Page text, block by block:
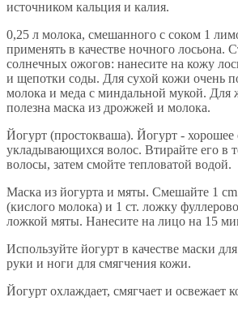
источником кальция и калия.
0,25 л молока, смешанного с соком 1
применять в качестве ночного лосьона.
солнечных ожогов: нанесите на кожу
и щепотки соды. Для сухой кожи очень
молока и меда с миндальной мукой. Для
полезна маска из дрожжей и молока.
Йогурт (простокваша). Йогурт - хорошее
укладывающихся волос. Втирайте его в
волосы, затем смойте тепловатой водой.
Маска из йогурта и мяты. Смешайте 1
(кислого молока) и 1 ст. ложку
ложкой мяты. Нанесите на лицо на 15
Используйте йогурт в качестве маски
руки и ноги для смягчения кожи.
Йогурт охлаждает, смягчает и освежает